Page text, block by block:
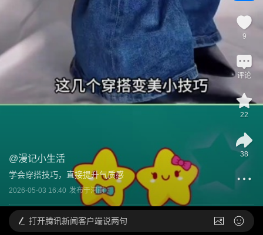
@漫记小生活
学会穿搭技巧，直接提升气质感
2026-05-03 16:40 发布于河南
9
评论
22
38
打开腾讯新闻客户端说两句